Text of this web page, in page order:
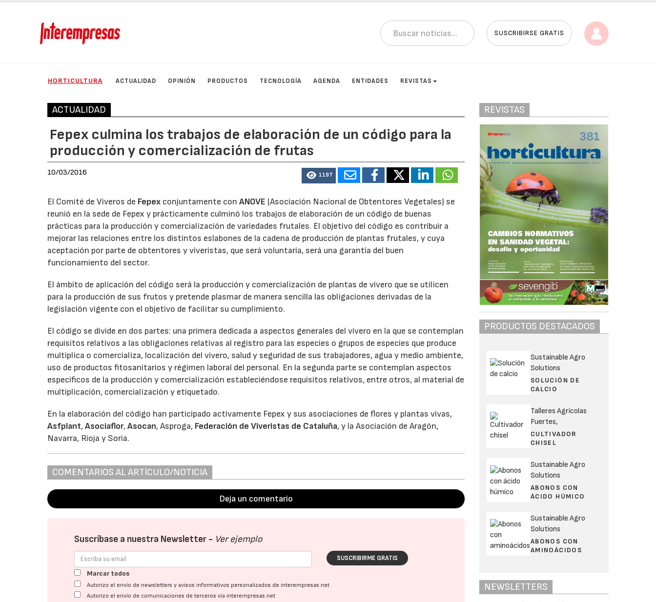
SUSCRIBIRSE GRATIS
HORTICULTURA ACTUALIDAD OPINIÓN PRODUCTOS TECNOLOGÍA AGENDA ENTIDADES REVISTAS
ACTUALIDAD
Fepex culmina los trabajos de elaboración de un código para la
producción y comercialización de frutas
10/03/2016 1197
El Comité de Viveros de Fepex conjuntamente conANOVE (Asociación Nacional de Obtentores Vegetales) se
reunió en la sede de Fepex y prácticamente culminó los trabajos de elaboración de un código de buenas
prácticas para la producción y comercialización de variedades frutales. El objetivo del código es contribuir a
mejorar las relaciones entre los distintos eslabones de la cadena de producción de plantas frutales, y cuya
aceptación por parte de obtentores y viveristas, que será voluntaria, será una garantía del buen
funcionamiento del sector.
El ámbito de aplicación del código será la producción y comercialización de plantas de vivero que se utilicen
para la producción de sus frutos y pretende plasmar de manera sencilla las obligaciones derivadas de la
legislación vigente con el objetivo de facilitar su cumplimiento.
El código se divide en dos partes: una primera dedicada a aspectos generales del vivero en la que se contemplan
requisitos relativos a las obligaciones relativas al registro para las especies o grupos de especies que produce
multiplica o comercializa, localización del vivero, salud y seguridad de sus trabajadores, agua y medio ambiente,
uso de productos fitosanitarios y régimen laboral del personal. En la segunda parte se contemplan aspectos
específicos de la producción y comercialización estableciéndose requisitos relativos, entre otros, al material de
multiplicación, comercialización y etiquetado.
En la elaboración del código han participado activamente Fepex y sus asociaciones de flores y plantas vivas,
Asfplant,Asociaflor,Asocan, Asproga, Federación de Viveristas de Cataluña, y la Asociación de Aragón,
Navarra, Rioja y Soria.
COMENTARIOS AL ARTÍCULO/NOTICIA
Deja un comentario
Suscríbase a nuestra Newsletter - Ver ejemplo
SUSCRIBIRME GRATIS
Marcar todos
Autorizo el envío de newsletters y avisos informativos personalizados de interempresas.net
Autorizo el envío de comunicaciones de terceros vía interempresas.net
REVISTAS
PRODUCTOS DESTACADOS
Sustainable Agro
Solutions
SOLUCIÓN DE
CALCIO
Talleres Agrícolas
Fuertes,
CULTIVADOR
CHISEL
Sustainable Agro
Solutions
ABONOS CON
ÁCIDO HÚMICO
Sustainable Agro
Solutions
ABONOS CON
AMINOÁCIDOS
NEWSLETTERS